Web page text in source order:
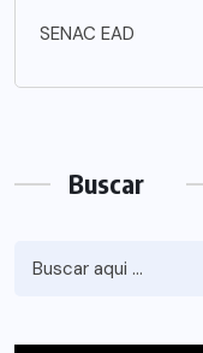
SENAC EAD
Buscar